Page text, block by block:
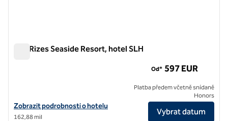
100 Rizes Seaside Resort, hotel SLH
Zobrazit podrobnosti o hotelu v hotelu 100 Rizes Seaside Resort,
Zobrazit podrobnosti o hotelu
162,88 mil
Od* 597 EUR
Platba předem včetně snídaně
Honors
Vybrat datum